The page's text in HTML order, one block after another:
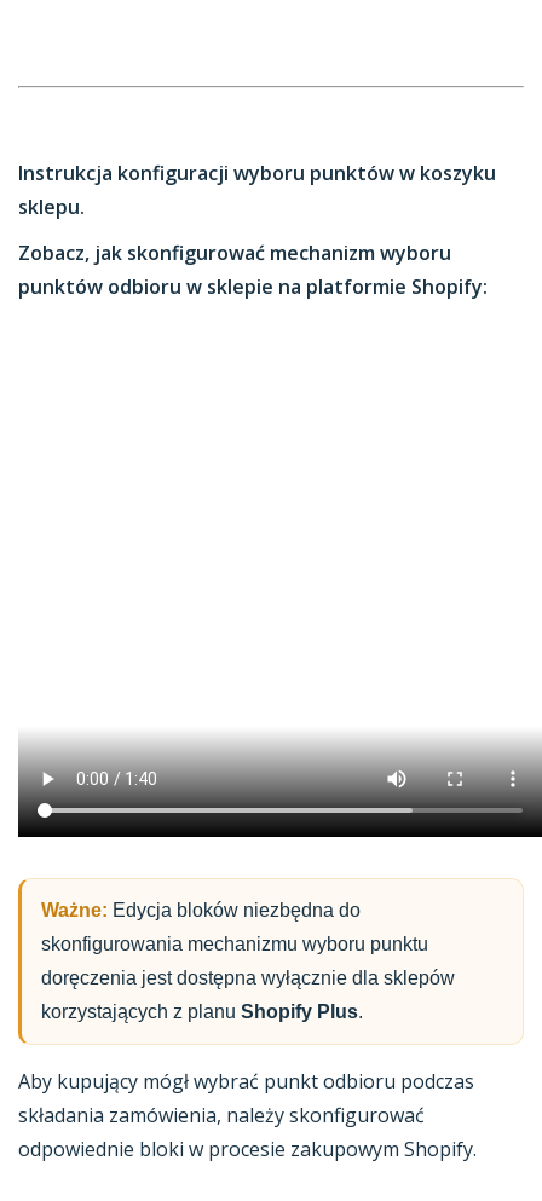
Instrukcja konfiguracji wyboru punktów w koszyku
sklepu.
Zobacz, jak skonfigurować mechanizm wyboru
punktów odbioru w sklepie na platformie Shopify:
Ważne: Edycja bloków niezbędna do
skonfigurowania mechanizmu wyboru punktu
doręczenia jest dostępna wyłącznie dla sklepów
korzystających z planu Shopify Plus.
Aby kupujący mógł wybrać punkt odbioru podczas
składania zamówienia, należy skonfigurować
odpowiednie bloki w procesie zakupowym Shopify.